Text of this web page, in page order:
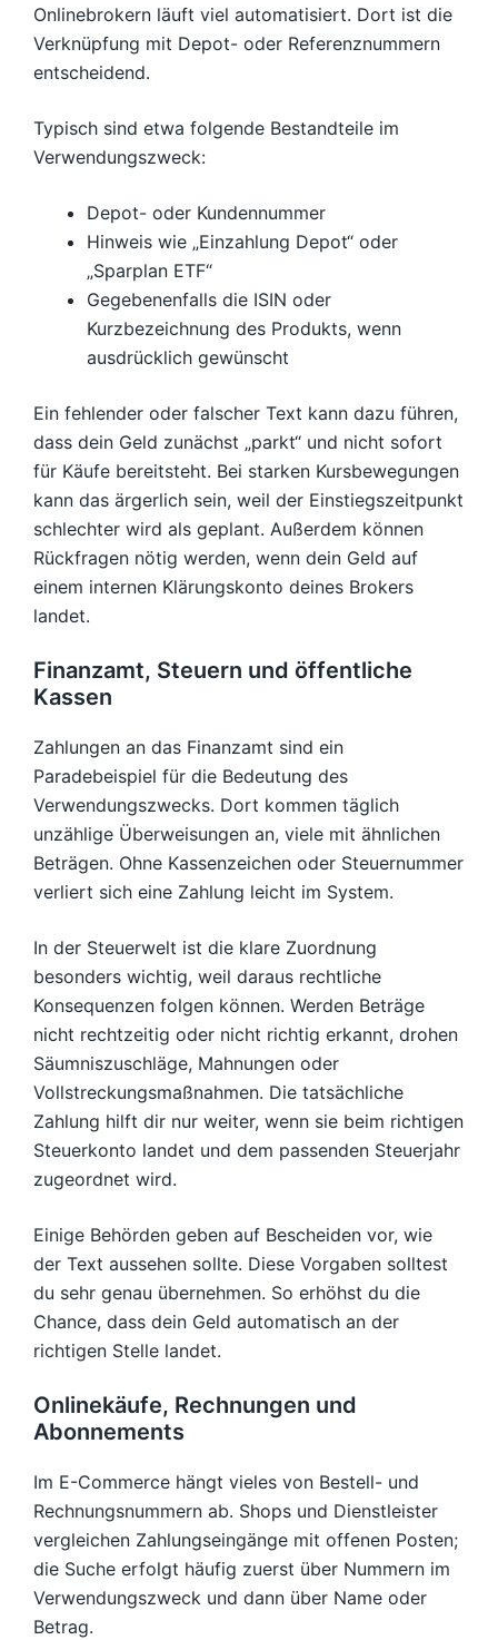
Onlinebrokern läuft viel automatisiert. Dort ist die
Verknüpfung mit Depot- oder Referenznummern
entscheidend.
Typisch sind etwa folgende Bestandteile im
Verwendungszweck:
Depot- oder Kundennummer
Hinweis wie „Einzahlung Depot“ oder
„Sparplan ETF“
Gegebenenfalls die ISIN oder
Kurzbezeichnung des Produkts, wenn
ausdrücklich gewünscht
Ein fehlender oder falscher Text kann dazu führen,
dass dein Geld zunächst „parkt“ und nicht sofort
für Käufe bereitsteht. Bei starken Kursbewegungen
kann das ärgerlich sein, weil der Einstiegszeitpunkt
schlechter wird als geplant. Außerdem können
Rückfragen nötig werden, wenn dein Geld auf
einem internen Klärungskonto deines Brokers
landet.
Finanzamt, Steuern und öffentliche
Kassen
Zahlungen an das Finanzamt sind ein
Paradebeispiel für die Bedeutung des
Verwendungszwecks. Dort kommen täglich
unzählige Überweisungen an, viele mit ähnlichen
Beträgen. Ohne Kassenzeichen oder Steuernummer
verliert sich eine Zahlung leicht im System.
In der Steuerwelt ist die klare Zuordnung
besonders wichtig, weil daraus rechtliche
Konsequenzen folgen können. Werden Beträge
nicht rechtzeitig oder nicht richtig erkannt, drohen
Säumniszuschläge, Mahnungen oder
Vollstreckungsmaßnahmen. Die tatsächliche
Zahlung hilft dir nur weiter, wenn sie beim richtigen
Steuerkonto landet und dem passenden Steuerjahr
zugeordnet wird.
Einige Behörden geben auf Bescheiden vor, wie
der Text aussehen sollte. Diese Vorgaben solltest
du sehr genau übernehmen. So erhöhst du die
Chance, dass dein Geld automatisch an der
richtigen Stelle landet.
Onlinekäufe, Rechnungen und
Abonnements
Im E-Commerce hängt vieles von Bestell- und
Rechnungsnummern ab. Shops und Dienstleister
vergleichen Zahlungseingänge mit offenen Posten;
die Suche erfolgt häufig zuerst über Nummern im
Verwendungszweck und dann über Name oder
Betrag.